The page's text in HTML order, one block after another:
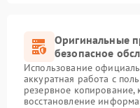
Оригинальные
безопасное
Использование
аккуратная работа с
резервное
восстановление